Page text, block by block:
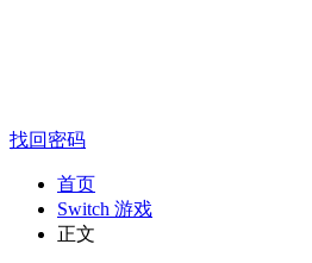
找回密码
首页
Switch 游戏
正文